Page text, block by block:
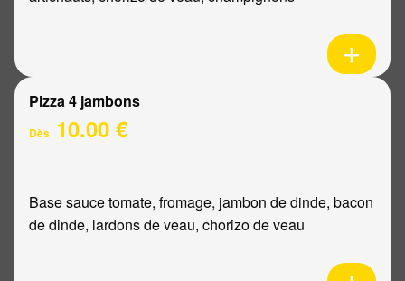
Pizza 4 jambons
Dès 10.00 €
Base sauce tomate, fromage, jambon de dinde, bacon
de dinde, lardons de veau, chorizo de veau